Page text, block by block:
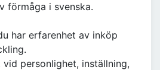
förmåga i svenska.
har erfarenhet av inköp
personlighet, inställning,